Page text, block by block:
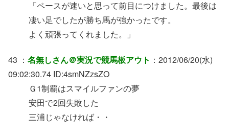
「ペースが速いと思って前目につけました。最後は
凄い足でしたが勝ち馬が強かったです。
よく頑張ってくれました。」
43 ： 名無しさん＠実況で競馬板アウト ：2012/06/20(水)
09:02:30.74 ID:4smNZzsZO
Ｇ1制覇はスマイルファンの夢
安田で2回失敗した
三浦じゃなければ・・